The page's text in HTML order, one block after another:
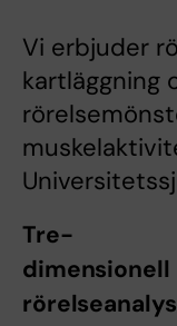
Vi erbjuder
kartläggning
Tre-
dimensionell
rörelseanalys